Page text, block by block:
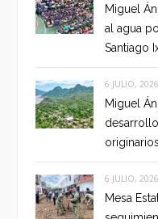
Miguel
al agua
Santiago
6 JULIO, 2026
Miguel
originarios
6 JULIO, 2026
Mesa